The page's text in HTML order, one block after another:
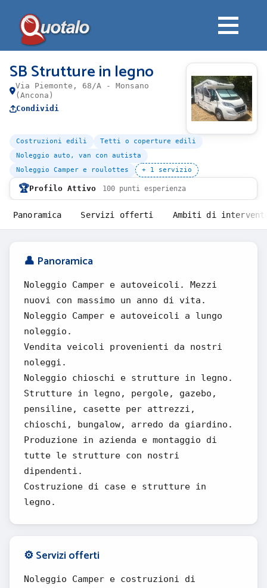
SB Strutture in legno
Via Piemonte, 68/A - Monsano
(Ancona)
Condividi
Costruzioni edili
Tetti o coperture edili
Noleggio auto, van con autista
Noleggio Camper e roulottes
+ 1 servizio
🏆Profilo Attivo 100 punti esperienza
Panoramica Servizi offerti Ambiti di
👤 Panoramica
Noleggio Camper e autoveicoli. Mezzi
nuovi con massimo un anno di vita.
Noleggio Camper e autoveicoli a lungo
noleggio.
Vendita veicoli provenienti da nostri
noleggi.
Noleggio chioschi e strutture in legno.
Strutture in legno, pergole, gazebo,
pensiline, casette per attrezzi,
chioschi, bungalow, arredo da giardino.
Produzione in azienda e montaggio di
tutte le strutture con nostri
dipendenti.
Costruzione di case e strutture in
legno.
⚙️ Servizi offerti
Noleggio Camper e costruzioni di